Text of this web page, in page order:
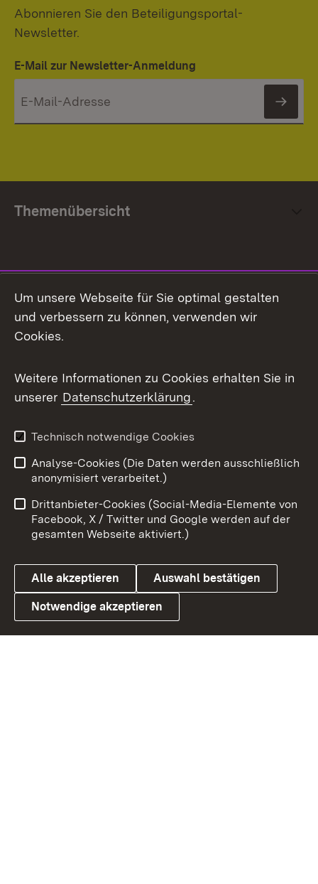
Abonnieren Sie den Beteiligungsportal-
Newsletter.
E-Mail zur Newsletter-Anmeldung
Themenübersicht
Facebook
X / Twitter
Youtube
Link zum Landesportal
Impressum
Kontakt
Barrierefreiheit
Datenschutz
Cookies
Um unsere Webseite für Sie optimal gestalten
und verbessern zu können, verwenden wir
Cookies.
Weitere Informationen zu Cookies erhalten Sie in
unserer Datenschutzerklärung.
Technisch notwendige Cookies
Analyse-Cookies (Die Daten werden ausschließlich
anonymisiert verarbeitet.)
Drittanbieter-Cookies (Social-Media-Elemente von
Facebook, X / Twitter und Google werden auf der
gesamten Webseite aktiviert.)
Alle akzeptieren Auswahl bestätigen
Notwendige akzeptieren